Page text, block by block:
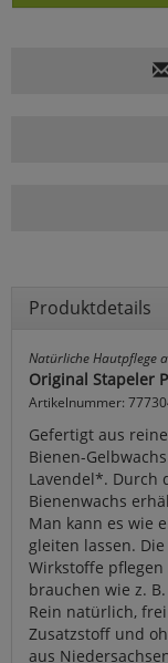
Produktdetails
Natürliche Hautpflege
Original Stapeler
Artikelnummer:
Gefertigt aus
Bienen-
Lavendel*. Durch
Bienenwachs
Man kann es wie
gleiten lassen.
Wirkstoffe
brauchen wie z.
Rein natürlich,
Zusatzstoff und
aus